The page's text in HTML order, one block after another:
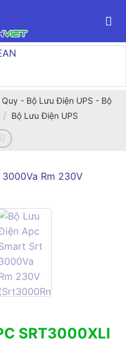
Quy - Bộ Lưu Điện UPS - Bộ
/ Bộ Lưu Điện UPS
SRT3000XLI